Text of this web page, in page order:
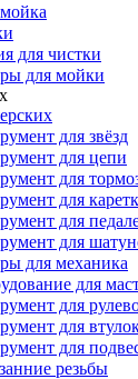
для чистки
для мойки
для звёзд
для цепи
для
для
для
для
для механика
для
для
для
для
резьбы